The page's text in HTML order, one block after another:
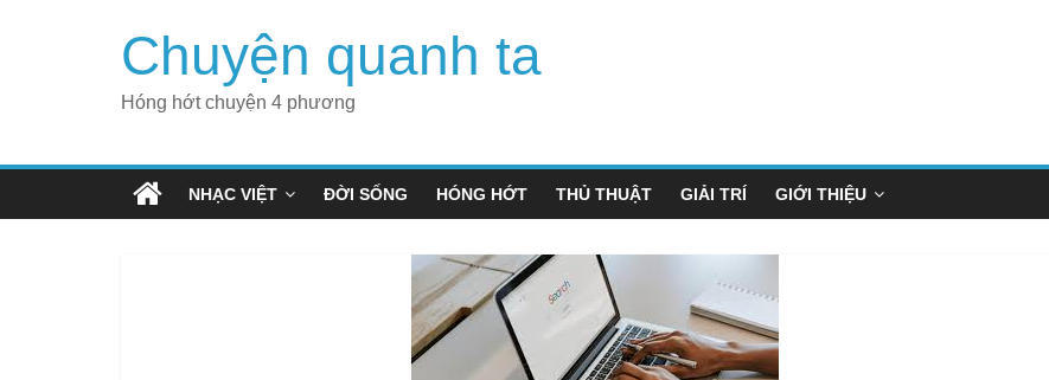
Chuyện quanh ta
Hóng hớt chuyện 4 phương
NHẠC VIỆT ĐỜI SỐNG HÓNG HỚT THỦ THUẬT GIẢI TRÍ GIỚI THIỆU